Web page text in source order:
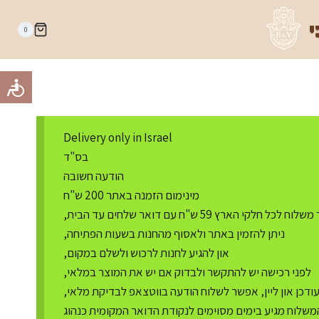
0
Delivery only in Israel
בס"ד
הודעה חשובה
מינימום הזמנה באתר 200 ש"ח
לכל חלקי הארץ 59 ש"ח עם דואר שלחים עד הבית,
ניתן להזמין באתר ולאסוף מהחנות בשעות הפתיחה,
און להגיע לחנות לרכוש ולשלם במקום,
לפני רכישה יש להתקשר ולבדוק אם יש את המוצר במלאי,
און ליין, אפשר לשלוח הודעה בווטצאפ לבדיקת מלאי,
מגיע בימים מסוימים לנקודת הדואר המקומית כנהוג